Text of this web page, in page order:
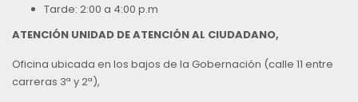
Tarde: 2:00 a 4:00 p.m
ATENCIÓN UNIDAD DE ATENCIÓN AL CIUDADANO,
Oficina ubicada en los bajos de la Gobernación (calle 11 entre
carreras 3ª y 2ª),